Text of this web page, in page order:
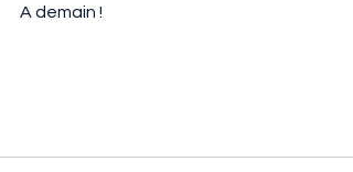
A demain !